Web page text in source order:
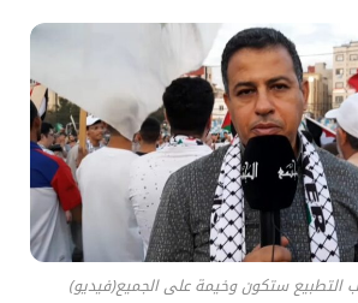
التطبيع ستكون وخيمة على الجميع(فيديو)